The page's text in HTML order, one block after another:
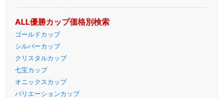
ALL優勝カップ価格別検索
ゴールドカップ
シルバーカップ
クリスタルカップ
七宝カップ
オニックスカップ
バリエーションカップ